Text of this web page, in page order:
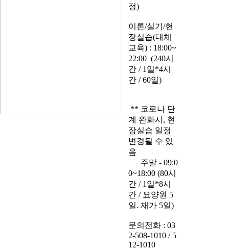
정)
이론/실기/현
장실습(대체
교육) : 18:00~
22:00 (240시
간 / 1일*4시
간 / 60일)
** 코로나 단
계 완화시, 현
장실습 일정
변경될 수 있
음
주말 - 09:0
0~18:00 (80시
간 / 1일*8시
간 / 요양원 5
일. 재가 5일)
문의전화 : 03
2-508-1010 / 5
12-1010